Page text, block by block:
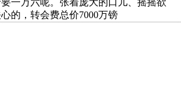
的，转会费总价7000万镑